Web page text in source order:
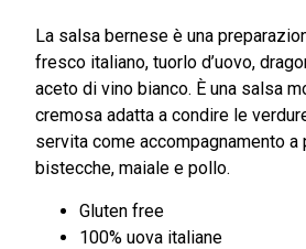
La salsa bernese è una
fresco italiano, tuorlo d’uovo,
aceto di vino bianco. È una salsa
cremosa adatta a condire le
servita come accompagnamento a
bistecche, maiale e pollo.
Gluten free
100% uova italiane